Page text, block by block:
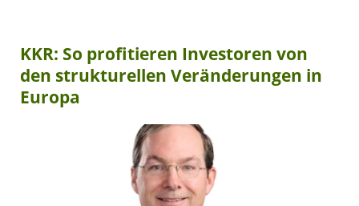
KKR: So profitieren Investoren von
den strukturellen Veränderungen in
Europa